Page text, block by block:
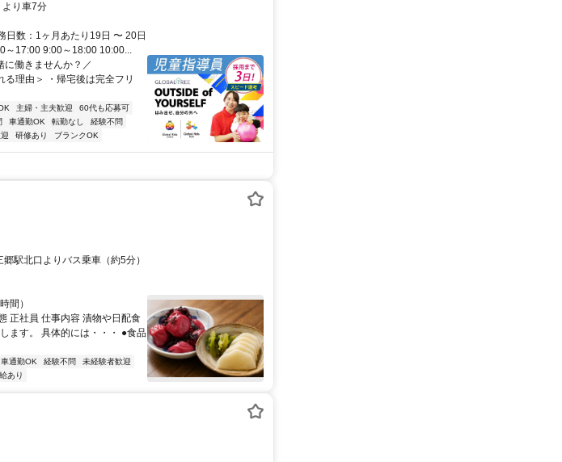
より車7分
日数：1ヶ月あたり19日 〜 20日
～17:00 9:00～18:00 10:00...
に働きませんか？／
る理由＞ ・帰宅後は完全フリ
主婦・主夫歓迎
60代も応募可
車通勤OK 転勤なし
経験不問
研修あり ブランクOK
駅北口よりバス乗車（約5分）
間）
正社員 仕事内容 漬物や日配食
ます。 具体的には・・・ ●食品
車通勤OK 経験不問
未経験者歓迎
あり